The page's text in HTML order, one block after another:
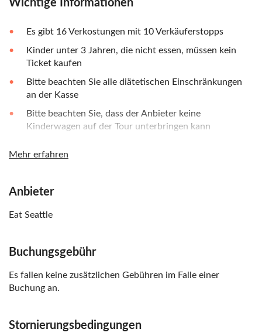
Wichtige Informationen
Es gibt 16 Verkostungen mit 10 Verkäuferstopps
Kinder unter 3 Jahren, die nicht essen, müssen kein
Ticket kaufen
Bitte beachten Sie alle diätetischen Einschränkungen
an der Kasse
Bitte beachten Sie, dass der Anbieter keine
Kinderwagen auf der Tour unterbringen kann
Verfügung
Mehr erfahren
Anbieter
Eat Seattle
Buchungsgebühr
Es fallen keine zusätzlichen Gebühren im Falle einer
Buchung an.
Stornierungsbedingungen